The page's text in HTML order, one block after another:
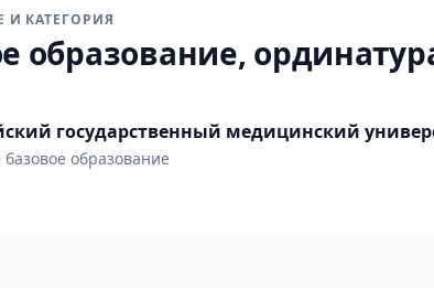
И КАТЕГОРИЯ
образование,
государственный медицинский
образование